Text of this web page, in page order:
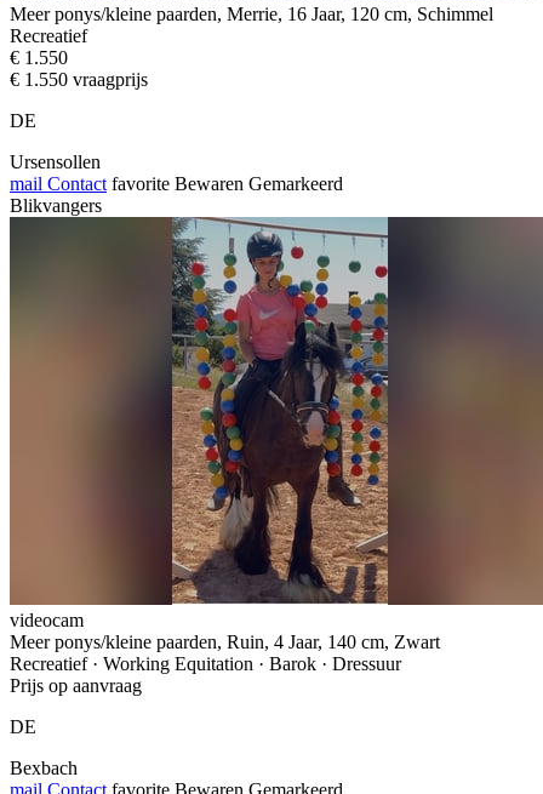
Meer ponys/kleine paarden, Merrie, 16 Jaar, 120 cm, Schimmel
Recreatief
€ 1.550
€ 1.550 vraagprijs
DE
Ursensollen
mail Contact favorite Bewaren Gemarkeerd
Blikvangers
videocam
Meer ponys/kleine paarden, Ruin, 4 Jaar, 140 cm, Zwart
Recreatief · Working Equitation · Barok · Dressuur
Prijs op aanvraag
DE
Bexbach
mail Contact favorite Bewaren Gemarkeerd